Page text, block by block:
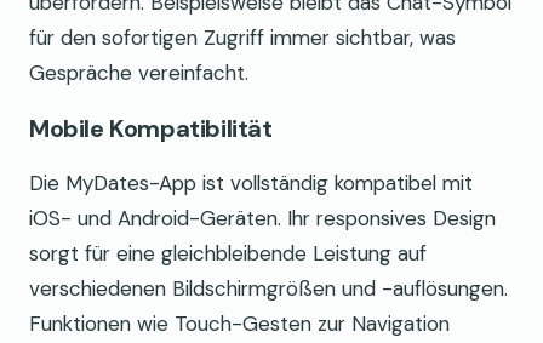
für den sofortigen Zugriff immer sichtbar, was
Gespräche vereinfacht.
Mobile Kompatibilität
Die MyDates-App ist vollständig kompatibel mit
iOS- und Android-Geräten. Ihr responsives Design
sorgt für eine gleichbleibende Leistung auf
verschiedenen Bildschirmgrößen und -auflösungen.
Funktionen wie Touch-Gesten zur Navigation